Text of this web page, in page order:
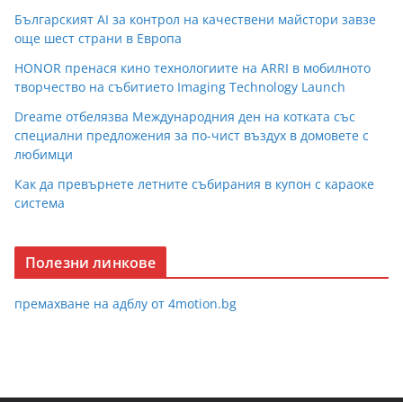
Българският AI за контрол на качествени майстори завзе
още шест страни в Европа
HONOR пренася кино технологиите на ARRI в мобилното
творчество на събитието Imaging Technology Launch
Dreame отбелязва Международния ден на котката със
специални предложения за по-чист въздух в домовете с
любимци
Как да превърнете летните събирания в купон с караоке
система
Полезни линкове
премахване на адблу от 4motion.bg